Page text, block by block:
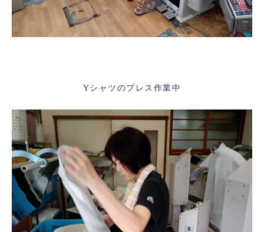
Yシャツのプレス作業中